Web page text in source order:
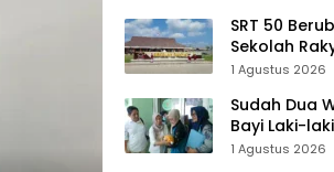
SRT 50
Sekolah
Trenggalek,
1 Agustus 2026
Sudah Dua
Bayi Laki-
Trenggalek,
1 Agustus 2026